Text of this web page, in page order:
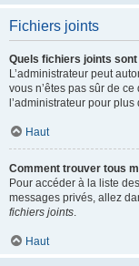
Fichiers joints
Quels fichiers joints
L’administrateur peut
vous n’êtes pas sûr de
l’administrateur pour plus
Haut
Comment trouver tous
Pour accéder à la liste
messages privés, allez
fichiers joints.
Haut